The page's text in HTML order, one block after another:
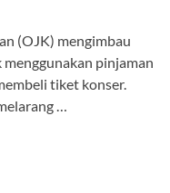
(OJK) mengimbau
pinjaman
tiket konser.
…